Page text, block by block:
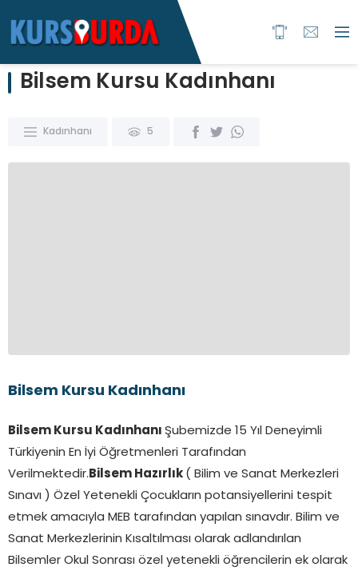
Bilsem Kursu Kadınhanı
Kadınhanı 5
Bilsem Kursu Kadınhanı
Bilsem Kursu Kadınhanı Şubemizde 15 Yıl Deneyimli
Türkiyenin En İyi Öğretmenleri Tarafından
Verilmektedir. Bilsem Hazırlık ( Bilim ve Sanat Merkezleri
Sınavı ) Özel Yetenekli Çocukların potansiyellerini tespit
etmek amacıyla MEB tarafından yapılan sınavdır. Bilim ve
Sanat Merkezlerinin Kısaltılması olarak adlandırılan
Bilsemler Okul Sonrası özel yetenekli öğrencilerin ek olarak